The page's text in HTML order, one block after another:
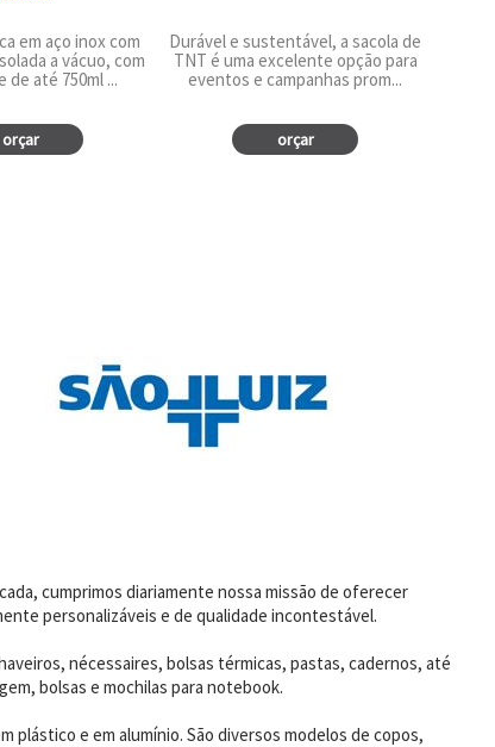
em aço inox com
a vácuo, com
de até 750ml ...
orçar
Durável e sustentável, a sacola de
TNT é uma excelente opção para
eventos e campanhas prom...
orçar
cumprimos diariamente nossa missão de oferecer
personalizáveis e de qualidade incontestável.
nécessaires, bolsas térmicas, pastas, cadernos, até
bolsas e mochilas para notebook.
plástico e em alumínio. São diversos modelos de copos,